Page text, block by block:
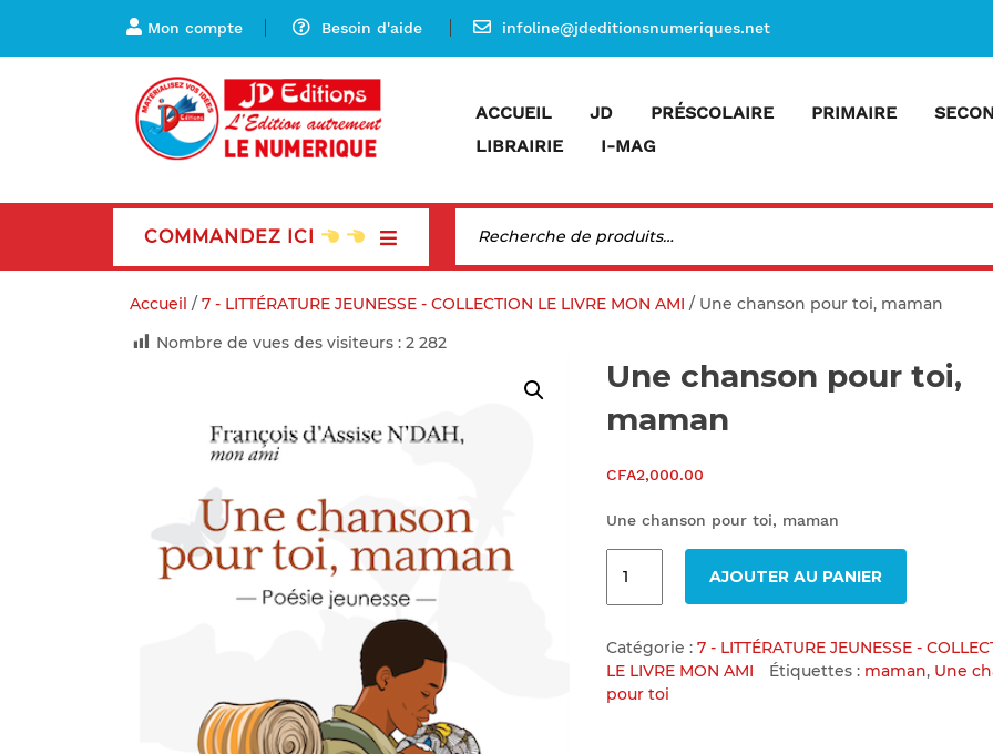
Mon compte Besoin d'aide infoline@jdeditionsnumeriques.net
ACCUEIL JD PRÉSCOLAIRE PRIMAIRE
LIBRAIRIE
I-MAG
COMMANDEZ ICI
Accueil / 7 - LITTÉRATURE JEUNESSE - COLLECTION LE LIVRE MON AMI / Une chanson pour toi, maman
Nombre de vues des visiteurs : 2 282
Une chanson pour toi,
maman
CFA2,000.00
Une chanson pour toi, maman
AJOUTER AU PANIER
Catégorie : 7 - LITTÉRATURE JEUNESSE -
LE LIVRE MON AMI
Étiquettes : maman, Une
pour toi